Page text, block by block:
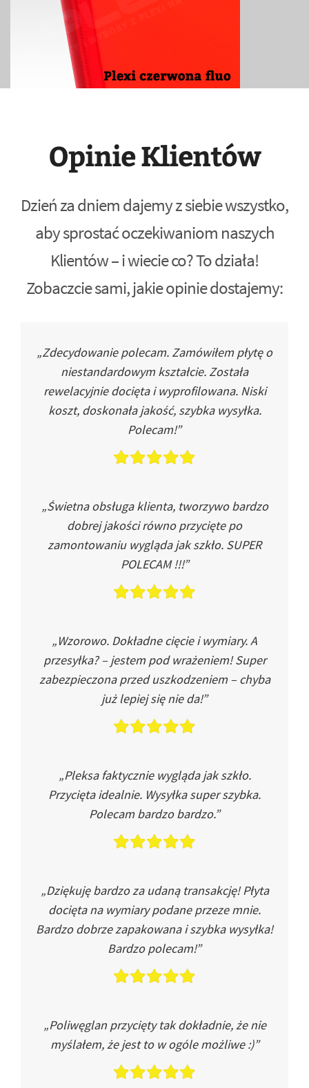
Opinie Klientów
Dzień za dniem dajemy z siebie wszystko,
aby sprostać oczekiwaniom naszych
Klientów – i wiecie co? To działa!
Zobaczcie sami, jakie opinie dostajemy:
„Zdecydowanie polecam. Zamówiłem płytę o
niestandardowym kształcie. Została
rewelacyjnie docięta i wyprofilowana. Niski
koszt, doskonała jakość, szybka wysyłka.
Polecam!”
„Świetna obsługa klienta, tworzywo bardzo
dobrej jakości równo przycięte po
zamontowaniu wygląda jak szkło. SUPER
POLECAM !!!”
„Wzorowo. Dokładne cięcie i wymiary. A
przesyłka? – jestem pod wrażeniem! Super
zabezpieczona przed uszkodzeniem – chyba
już lepiej się nie da!”
„Pleksa faktycznie wygląda jak szkło.
Przycięta idealnie. Wysyłka super szybka.
Polecam bardzo bardzo.”
„Dziękuję bardzo za udaną transakcję! Płyta
docięta na wymiary podane przeze mnie.
Bardzo dobrze zapakowana i szybka wysyłka!
Bardzo polecam!”
„Poliwęglan przycięty tak dokładnie, że nie
myślałem, że jest to w ogóle możliwe :)”